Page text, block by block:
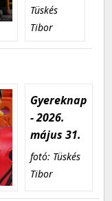
Tüskés
Tibor
Gyereknap
- 2026.
május 31.
fotó: Tüskés
Tibor